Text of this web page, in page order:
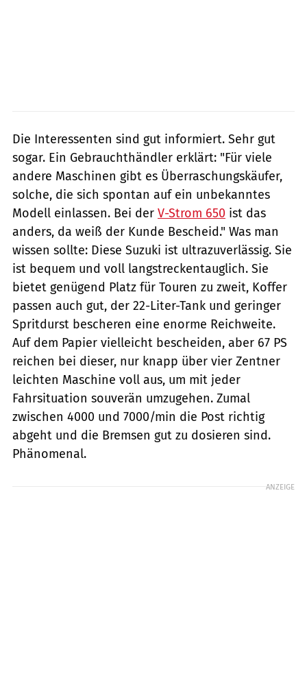
Die Interessenten sind gut informiert. Sehr gut
sogar. Ein Gebrauchthändler erklärt: "Für viele
andere Maschinen gibt es Überraschungskäufer,
solche, die sich spontan auf ein unbekanntes
Modell einlassen. Bei der V-Strom 650 ist das
anders, da weiß der Kunde Bescheid." Was man
wissen sollte: Diese Suzuki ist ultrazuverlässig. Sie
ist bequem und voll langstreckentauglich. Sie
bietet genügend Platz für Touren zu zweit, Koffer
passen auch gut, der 22-Liter-Tank und geringer
Spritdurst bescheren eine enorme Reichweite.
Auf dem Papier vielleicht bescheiden, aber 67 PS
reichen bei dieser, nur knapp über vier Zentner
leichten Maschine voll aus, um mit jeder
Fahrsituation souverän umzugehen. Zumal
zwischen 4000 und 7000/min die Post richtig
abgeht und die Bremsen gut zu dosieren sind.
Phänomenal.
ANZEIGE